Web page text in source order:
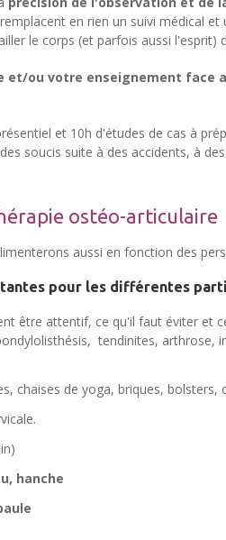
en rien un suivi médical
le corps (et parfois aussi l'esprit)
et/ou votre enseignement face
et 10h d'études de cas à
soucis suite à des accidents, à
ostéo-articulaire
aussi en fonction des
pour les différentes
être attentif, ce qu'il faut éviter et
tendinites,
chaises de yoga, briques, bolsters,
hanche